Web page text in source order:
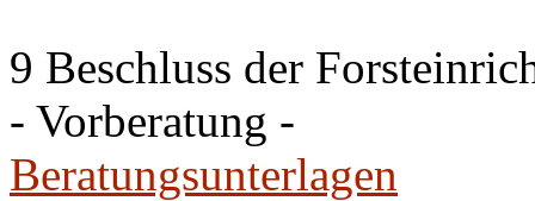
9 Beschluss der
- Vorberatung -
Beratungsunterlagen